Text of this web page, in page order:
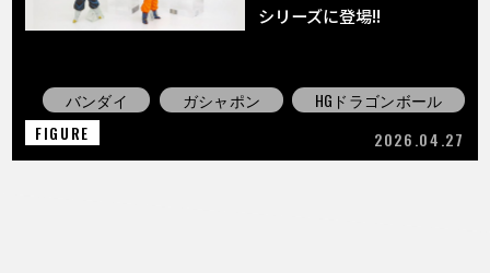
シリーズに登場!!
バンダイ ガシャポン
HGドラゴンボール
FIGURE
2026.04.27